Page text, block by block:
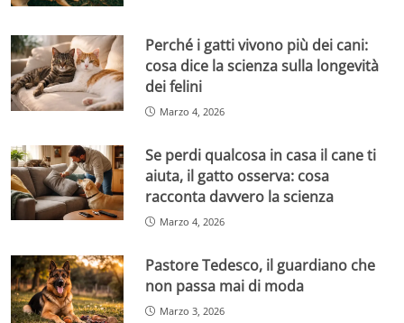
Perché i gatti vivono più dei cani:
cosa dice la scienza sulla longevità
dei felini
Marzo 4, 2026
Se perdi qualcosa in casa il cane ti
aiuta, il gatto osserva: cosa
racconta davvero la scienza
Marzo 4, 2026
Pastore Tedesco, il guardiano che
non passa mai di moda
Marzo 3, 2026